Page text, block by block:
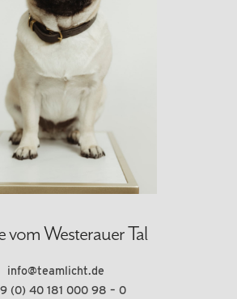
vom Westerauer Tal
info@teamlicht.de
(0) 40 181 000 98 – 0